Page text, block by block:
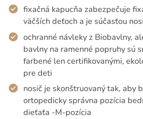
fixačná kapucňa zabezpečuje
väčších deťoch a je súčasťou
ochranné návleky z Biobavlny,
bavlny na ramenné popruhy sú
farbené len certifikovanými,
pre deti
nosič je skonštruovaný tak, aby
ortopedicky správna pozícia
dieťaťa -M-pozícia